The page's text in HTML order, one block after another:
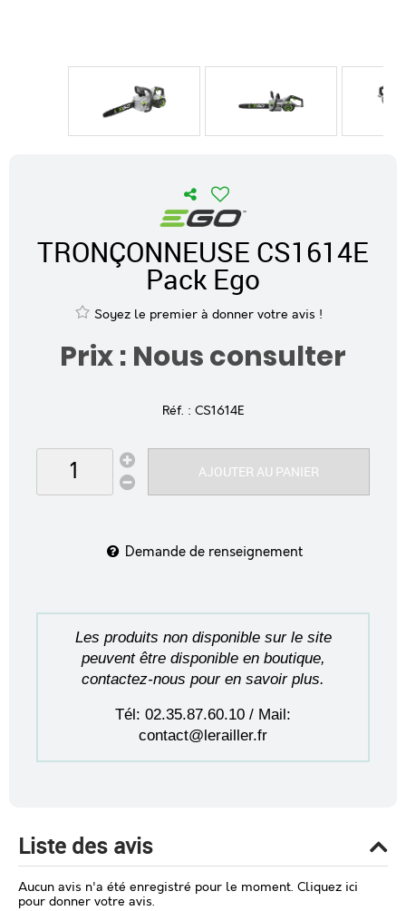
TRONÇONNEUSE CS1614E
Pack Ego
Soyez le premier à donner votre avis !
Prix : Nous consulter
Réf. : CS1614E
AJOUTER AU PANIER
Demande de renseignement
Les produits non disponible sur le site
peuvent être disponible en boutique,
contactez-nous pour en savoir plus.
Tél: 02.35.87.60.10 / Mail:
contact@lerailler.fr
Liste des avis
Aucun avis n'a été enregistré pour le moment. Cliquez ici
pour donner votre avis.